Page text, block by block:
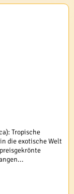
Tropische
die exotische Welt